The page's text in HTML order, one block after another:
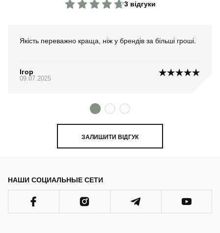
3 відгуки
Якість переважно краща, ніж у брендів за більші гроші.
Ігор
09.07.2025
ЗАЛИШИТИ ВІДГУК
НАШИ СОЦИАЛЬНЫЕ СЕТИ